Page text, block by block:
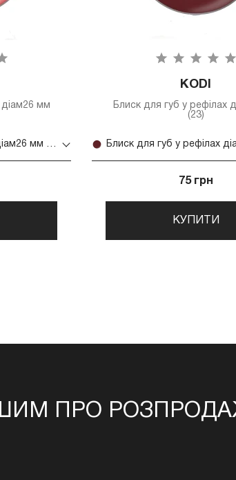
діам26 мм
Блиск для губ у рефілах діам26 мм (05)
KODI
Блиск для губ у рефілах
(23)
75 грн
КУПИТИ
ПРО